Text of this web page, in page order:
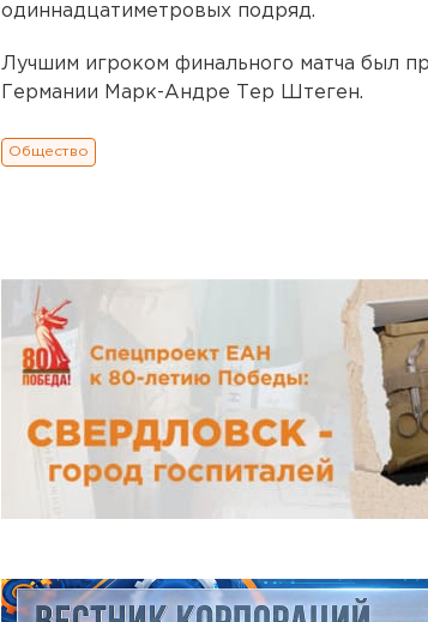
одиннадцатиметровых подряд.
Лучшим игроком финального матча был
Германии Марк-Андре Тер Штеген.
Общество